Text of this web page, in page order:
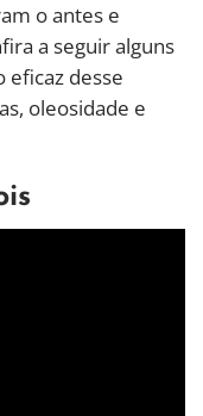
o antes e
a seguir alguns
eficaz desse
oleosidade e